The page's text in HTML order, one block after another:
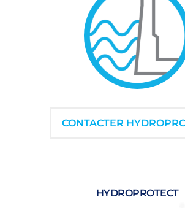
CONTACTER
HYDROPROTECT